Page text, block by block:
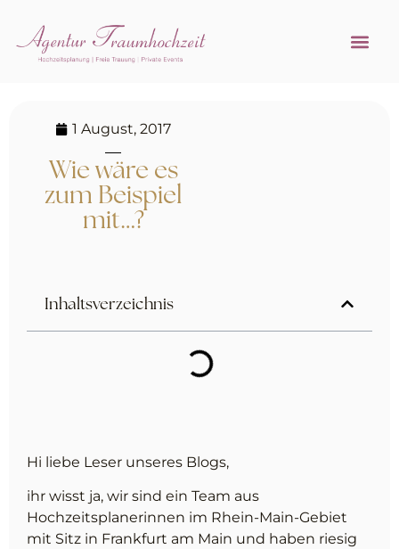
1 August, 2017
Wie wäre es
zum Beispiel
mit…?
Inhaltsverzeichnis
Hi liebe Leser unseres Blogs,
ihr wisst ja, wir sind ein Team aus
Hochzeitsplanerinnen im Rhein-Main-Gebiet
mit Sitz in Frankfurt am Main und haben riesig